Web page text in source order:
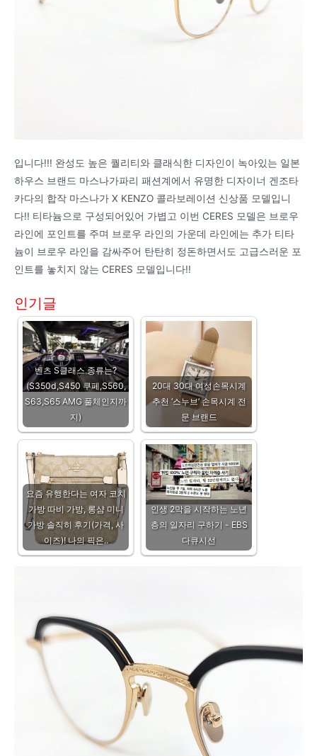
입니다!!! 완성도 높은 퀄리티와 클래식한 디자인이 녹아있는 일본
하우스 브랜드 마스나가파리 패션계에서 유명한 디자이너 겐조타
카다의 합작 마스나가 X KENZO 콜라보레이션 신상품 모델입니
다!! 티타늄으로 구성되어있어 가볍고 이번 CERES 모델은 브로우
라인에 포인트를 주며 브로우 라인의 가운데 라인에는 추가 티타
늄이 브로우 라인을 감싸주어 탄탄히 정돈하면서도 고급스러운 포
인트를 놓치지 않는 CERES 모델입니다!!
인기글
벤츠 S클래스 종류는?
(S350d,S450 쿠페,S560,
S63,S65 AMG 풀체인지까
지)
20대 30대 여성손목시계
추천 ‘스누브’ 손목시계 전
문 브랜드
요즘 유행한다는 여자 코치
가방 따비 가방, 롱샴 미니
가방 솔직히 후기(가격, 사
이즈)! 나의 픽은..
인생 2막을 시작하는 노년
층의 일자리 구하기 - EBS
다큐시선